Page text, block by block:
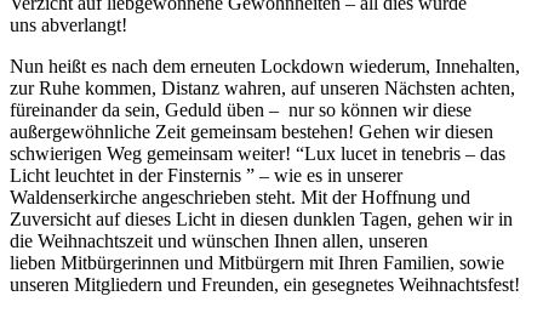
uns abverlangt!
Nun heißt es nach dem erneuten Lockdown wiederum, Innehalten,
zur Ruhe kommen, Distanz wahren, auf unseren Nächsten achten,
füreinander da sein, Geduld üben – nur so können wir diese
außergewöhnliche Zeit gemeinsam bestehen! Gehen wir diesen
schwierigen Weg gemeinsam weiter! “Lux lucet in tenebris – das
Licht leuchtet in der Finsternis ” – wie es in unserer
Waldenserkirche angeschrieben steht. Mit der Hoffnung und
Zuversicht auf dieses Licht in diesen dunklen Tagen, gehen wir in
die Weihnachtszeit und wünschen Ihnen allen, unseren
lieben Mitbürgerinnen und Mitbürgern mit Ihren Familien, sowie
unseren Mitgliedern und Freunden, ein gesegnetes Weihnachtsfest!